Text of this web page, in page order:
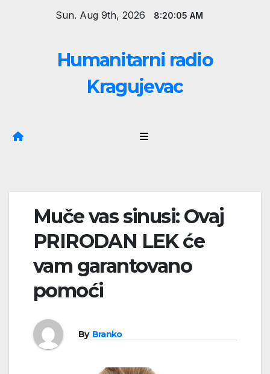
Sun. Aug 9th, 2026 8:20:06 AM
Humanitarni radio
Kragujevac
Muče vas sinusi: Ovaj
PRIRODAN LEK će
vam garantovano
pomoći
By Branko